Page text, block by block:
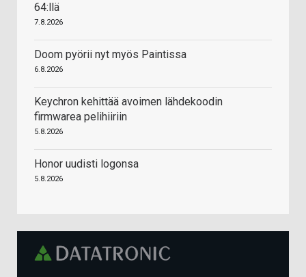
64:llä
7.8.2026
Doom pyörii nyt myös Paintissa
6.8.2026
Keychron kehittää avoimen lähdekoodin
firmwarea pelihiiriin
5.8.2026
Honor uudisti logonsa
5.8.2026